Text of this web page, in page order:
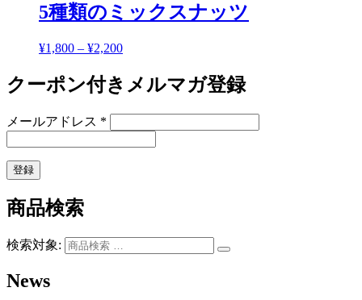
5種類のミックスナッツ
¥1,800 – ¥2,200
クーポン付きメルマガ登録
メールアドレス *
商品検索
検索対象:
News